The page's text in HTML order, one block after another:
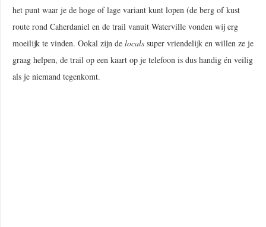
het punt waar je de hoge of lage variant kunt lopen (de berg of kust
route rond Caherdaniel en de trail vanuit Waterville vonden wij erg
moeilijk te vinden. Ookal zijn de locals super vriendelijk en willen ze je
graag helpen, de trail op een kaart op je telefoon is dus handig én veilig
als je niemand tegenkomt.